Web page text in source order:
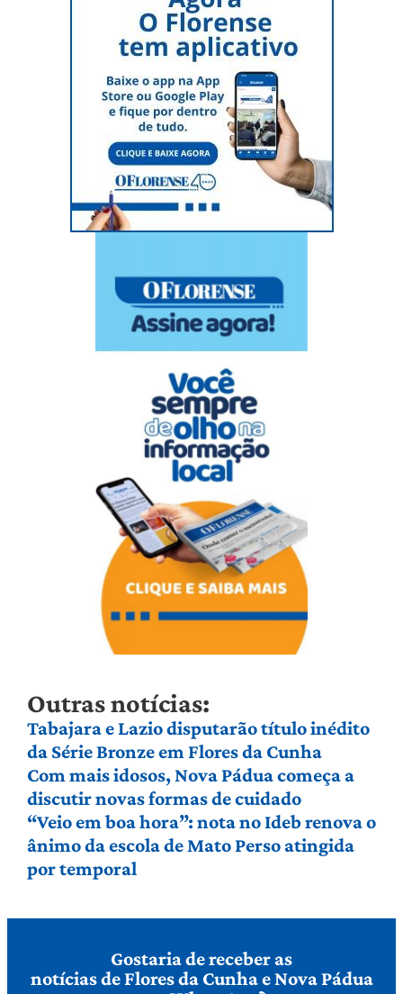
Outras notícias:
Tabajara e Lazio disputarão título inédito
da Série Bronze em Flores da Cunha
Com mais idosos, Nova Pádua começa a
discutir novas formas de cuidado
“Veio em boa hora”: nota no Ideb renova o
ânimo da escola de Mato Perso atingida
por temporal
Gostaria de receber as
notícias de Flores da Cunha e Nova Pádua